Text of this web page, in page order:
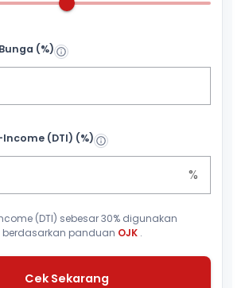
(%)
(DTI) (%)
%
(DTI) sebesar 30% digunakan
panduan OJK .
Cek Sekarang